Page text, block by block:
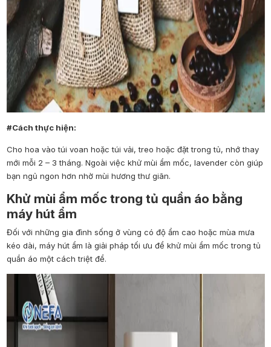
#Cách thực hiện:
Cho hoa vào túi voan hoặc túi vải, treo hoặc đặt trong tủ, nhớ thay
mới mỗi 2 – 3 tháng. Ngoài việc khử mùi ẩm mốc, lavender còn giúp
bạn ngủ ngon hơn nhờ mùi hương thư giãn.
Khử mùi ẩm mốc trong tủ quần áo bằng
máy hút ẩm
Đối với những gia đình sống ở vùng có độ ẩm cao hoặc mùa mưa
kéo dài, máy hút ẩm là giải pháp tối ưu để khử mùi ẩm mốc trong tủ
quần áo một cách triệt để.